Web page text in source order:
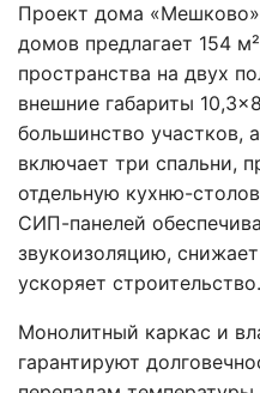
Проект дома
домов предлагает 154
пространства на двух
внешние габариты
большинство участков,
включает три спальни,
отдельную кухню-
СИП-панелей
звукоизоляцию,
ускоряет строительство.
Монолитный каркас и
гарантируют